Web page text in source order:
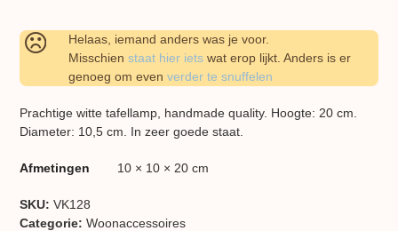
Helaas, iemand anders was je voor.
Misschienstaat hier iets wat erop lijkt. Anders is er
genoeg om evenverder te snuffelen
Prachtige witte tafellamp, handmade quality. Hoogte: 20 cm.
Diameter: 10,5 cm. In zeer goede staat.
Afmetingen 10 × 10 × 20 cm
SKU:VK128
Categorie:Woon​accessoires